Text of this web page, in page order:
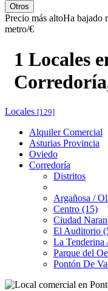
Otros
Precio más altoHa bajado
metro/€
1 Locales
Locales [129]
Alquiler Comercial
Asturias Provincia
Oviedo
Corredoría
Distritos
Argañosa /
Centro (15)
Ciudad
El Auditorio
La Tenderina
Parque del
Pontón De